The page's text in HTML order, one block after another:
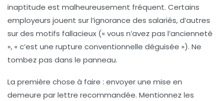
inaptitude est malheureusement fréquent. Certains
employeurs jouent sur l’ignorance des salariés, d’autres
sur des motifs fallacieux (« vous n’avez pas l’ancienneté
», « c’est une rupture conventionnelle déguisée »). Ne
tombez pas dans le panneau.
La première chose à faire : envoyer une mise en
demeure par lettre recommandée. Mentionnez les